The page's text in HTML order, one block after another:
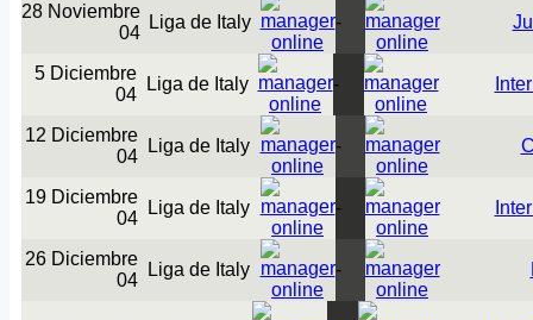
28 Noviembre
04
Liga de Italy -
5 Diciembre
04
Liga de Italy -
12 Diciembre
04
Liga de Italy -
19 Diciembre
04
Liga de Italy -
26 Diciembre
04
Liga de Italy -